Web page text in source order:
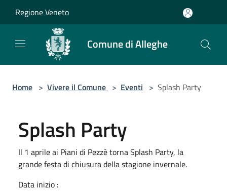
Regione Veneto
Comune di Alleghe
Home > Vivere il Comune > Eventi > Splash Party
Splash Party
Il 1 aprile ai Piani di Pezzè torna Splash Party, la
grande festa di chiusura della stagione invernale.
Data inizio :